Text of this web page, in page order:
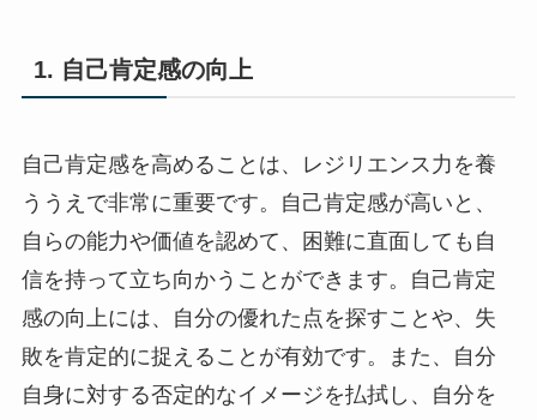
1. 自己肯定感の向上
自己肯定感を高めることは、レジリエンス力を養
ううえで非常に重要です。自己肯定感が高いと、
自らの能力や価値を認めて、困難に直面しても自
信を持って立ち向かうことができます。自己肯定
感の向上には、自分の優れた点を探すことや、失
敗を肯定的に捉えることが有効です。また、自分
自身に対する否定的なイメージを払拭し、自分を